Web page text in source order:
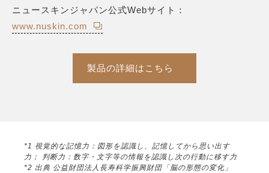
ニュースキンジャパン公式Webサイト：
www.nuskin.com
製品の詳細はこちら
*1 視覚的な記憶力：図形を認識し、記憶してから思い出す
力； 判断力：数字・文字等の情報を認識し次の行動に移す力
*2 出典 公益財団法人長寿科学振興財団「脳の形態の変化」